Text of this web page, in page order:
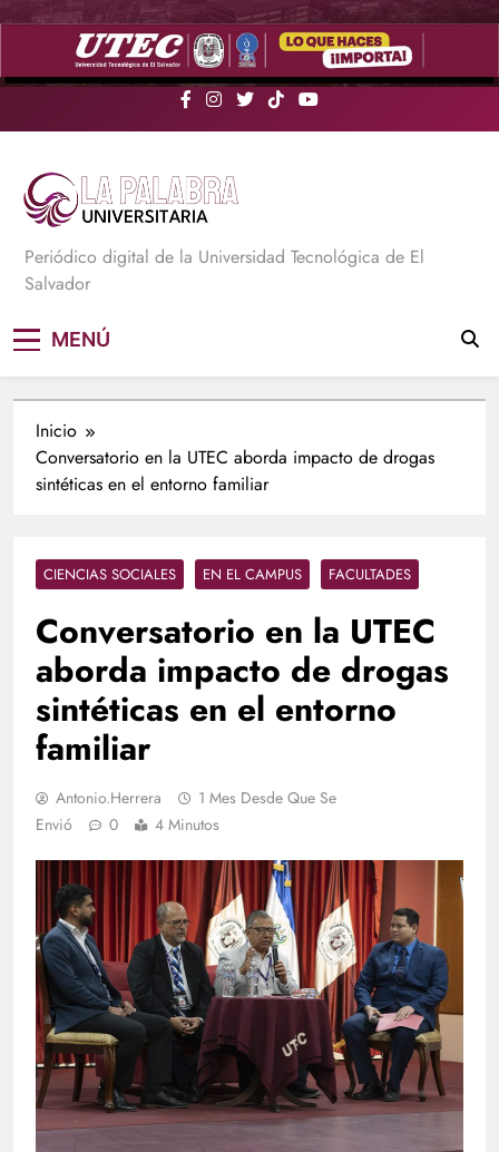
Saltar
La Palabra Universitaria
Periódico digital de la Universidad Tecnológica de El
Salvador
MENÚ
Inicio
Conversatorio en la UTEC aborda impacto de drogas
sintéticas en el entorno familiar
CIENCIAS SOCIALES EN EL CAMPUS FACULTADES
Conversatorio en la UTEC
aborda impacto de drogas
sintéticas en el entorno
familiar
Antonio.herrera
1 Mes Desde Que Se
Envió
0 4 Minutos